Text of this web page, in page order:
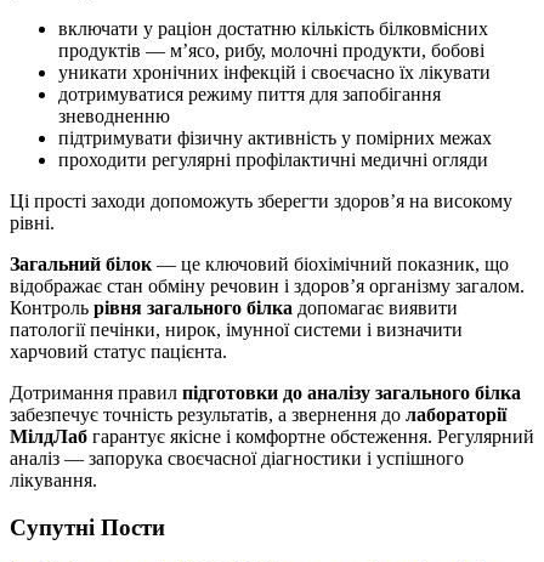
включати у раціон достатню кількість білковмісних
продуктів — м’ясо, рибу, молочні продукти, бобові
уникати хронічних інфекцій і своєчасно їх лікувати
дотримуватися режиму пиття для запобігання
зневодненню
підтримувати фізичну активність у помірних межах
проходити регулярні профілактичні медичні огляди
Ці прості заходи допоможуть зберегти здоров’я на високому
рівні.
Загальний білок — це ключовий біохімічний показник, що
відображає стан обміну речовин і здоров’я організму загалом.
Контроль рівня загального білка допомагає виявити
патології печінки, нирок, імунної системи і визначити
харчовий статус пацієнта.
Дотримання правил підготовки до аналізу загального білка
забезпечує точність результатів, а звернення до лабораторії
МілдЛаб гарантує якісне і комфортне обстеження. Регулярний
аналіз — запорука своєчасної діагностики і успішного
лікування.
Супутні Поcти